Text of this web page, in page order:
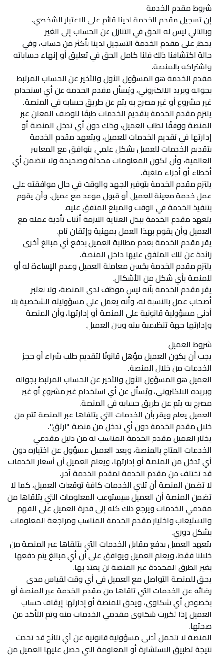
شروط مقدم الخدمة
إن تسجيل مقدم الخدمة لدينا قائم على الاعتبار الشخصي،
وبالتالي ليس له الحق في التنازل عن الحساب إلى الغير.
يحظر على مقدم الخدمة التسجيل لدينا بأكثر من حساب، وفي
حالة اكتشافنا ذلك فلنا كامل الحق في تعليق أو إنهاء حساباته
واشتراكه بالمنصة.
مقدم الخدمة هو المسؤول الأول والأخير عن الحساب المرتبط
بجواله وبريد الالكتروني، ويُسأل مقدم الخدمة عن أي استخدام
غير مشروع أو غير مصرح به يتم عن طريق حسابه في المنصة.
يلتزم مقدم الخدمة بتقديم الخدمات طبقًا للوصف المعلن عبر
المنصة ووفقًا لطلب العميل، وذلك دون أي تدخل المنصة أو
إدارتها في تقديم الخدمات للعميل، ويتعهد مقدم الخدمة
بتقديم الخدمات للعميل بشكل علمي يتوافق مع المعايير
العالمية، وأن تكون المعلومات محدثة وصحيحة ولا تتضمن أي
أخطاء أو أجزاء ملغية.
يلتزم مقدم الخدمة بتوفير الجهد والوقت في حال موافقته على
عمل خدمة معينة للعميل أو قبول موعد مع عميل، وأن يقوم
بتنفيذ الخدمة في الوقت والمبلغ المتفق عليه.
يتعهد مقدم الخدمة ببذل العناية اللازمة أثناء تأدية عمله مع
العميل وأن يقوم بهذا العمل بمهنية وإتقان تام.
يقر مقدم الخدمة بعدم مطالبة العميل بدفع أي مبالغ أخرى
زائدة عن تلك المتفق عليها داخل المنصة.
يلتزم مقدم الخدمة بحُسن معاملة العميل وعدم الإساءة له أو
للمنصة بأي شكل من الأشكال.
يقر مقدم الخدمة بأنه ليس موظف لدى المنصة، ولا نعتبر
أصحاب عمل بالنسبة له، وأنه يعمل على مسؤوليته الشخصية بلا
أدنى مسؤولية قانونية على المنصة أو إدارتها، وأن المنصة
وإدارتها جهة تنظيمية بينه وبين العميل.
شروط العميل
يجب أن يكون العميل مؤهل قانونًا لتقديم طلب شراء أو حجز
الخدمات من خلال المنصة.
العميل هو المسؤول الأول والأخير عن الحساب المرتبط بجواله
وبريده الالكتروني، ويُسأل عن أي استخدام غير مشروع أو غير
مصرح به يتم عن طريق حسابه في المنصة.
العميل يعلم ويقر بأن الخدمات التي يتلقاها عبر المنصة تتم من
خلال مقدم الخدمة دون أي تدخل من منصة "ارتق".
يختار العميل مقدم الخدمة المناسب له من دليل مقدمي
الخدمات المتاح بالمنصة، ويعد العميل مسؤول عن اختياره دون
أي تدخل من المنصة أو إدارتها، ويعلم العميل أن أسعار الخدمات
قد تختلف من مقدم الخدمة لمقدم الخدمة آخر.
لا تضمن المنصة أن تلبي الخدمات كافة توقعات العميل، كما لا
تضمن المنصة أن العميل سيستوعب المعلومات التي يتلقاها من
مقدمي الخدمات ويرجع ذلك كله إلى قدرة العميل على الفهم
والاستيعاب واختيار مقدم الخدمة المناسب ومراجعة المعلومات
بشكل دوري.
يتعهد العميل بدفع مقابل الخدمات التي يتلقاها عبر المنصة من
خلالنا فقط، ويعلم العميل ويوافق على أن أي مبالغ يتم دفعها
بغير الطرق المحددة عبر المنصة لن يعتد بها.
يحق للمنصة التواصل مع العميل في أي وقت لقياس مدى
رضائه عن الخدمات التي تلقاها من مقدم الخدمة عبر المنصة أو
بخصوص أي شكاوى، ويحق للمنصة أو إدارتها إيقاف حساب
العميل إذا تكررت شكاوى مقدمي الخدمات منه وتم التأكد من
صحتها.
المنصة لا تتحمل أدنى مسؤولية قانونية عن أي نتائج قد تحدث
نتيجة تطبيق الاستشارة أو المعلومة التي حصل عليها العميل من